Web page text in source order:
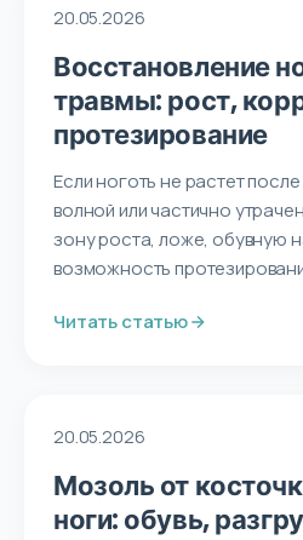
20.05.2026
Восстановление
травмы: рост,
протезирование
Если ноготь не растет
волной или частично
зону роста, ложe, обувную
возможность
Читать статью
20.05.2026
Мозоль от
ноги: обувь,